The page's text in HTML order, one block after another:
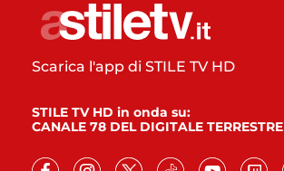
Scarica l'app di STILE TV HD
STILE TV HD in onda su:
CANALE 78 DEL DIGITALE TERRESTRE